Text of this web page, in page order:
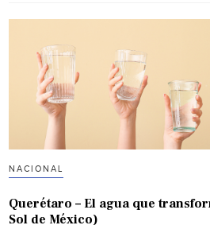
NACIONAL
Querétaro – El agua que
Sol de México)